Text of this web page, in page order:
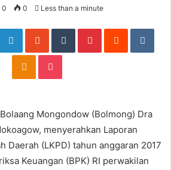
0 0 Less than a minute
LinkedInStumbleUpon
TumblrPinterestReddit
Odnoklassniki
Pocket
Mongondow (Bolmong) Dra
menyerahkan Laporan
Daerah (LKPD) tahun anggaran 2017
Keuangan (BPK) RI perwakilan